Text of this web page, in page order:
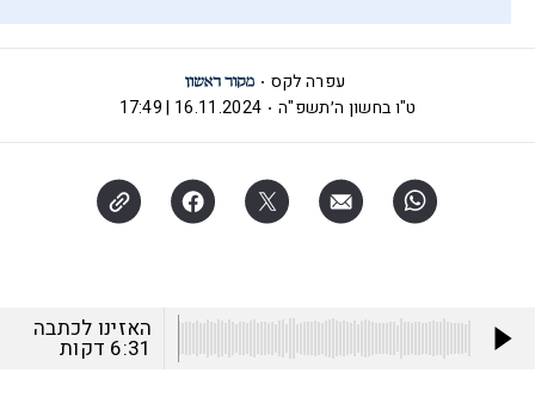
עפרה לקס
ט"ו בחשון ה׳תשפ"ה
16.11.2024 | 17:49
האזינו לכתבה
6:31 דקות